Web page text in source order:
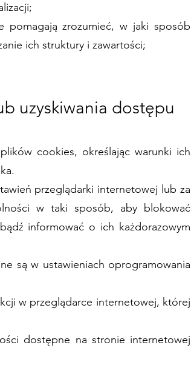
pomagają zrozumieć, w jaki sposób
ich struktury i zawartości;
uzyskiwania dostępu
cookies, określając warunki ich
przeglądarki internetowej lub za
w taki sposób, aby blokować
informować o ich każdorazowym
są w ustawieniach oprogramowania
w przeglądarce internetowej, której
dostępne na stronie internetowej